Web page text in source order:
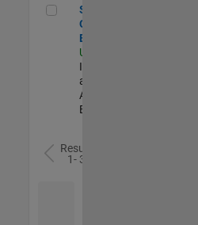
Senior Observability Engineer
Senior
Observability
Engineer
US-MA-Natick
Infrastructure
and
Architecture |
Experimentado
Resultados
1- 3 de